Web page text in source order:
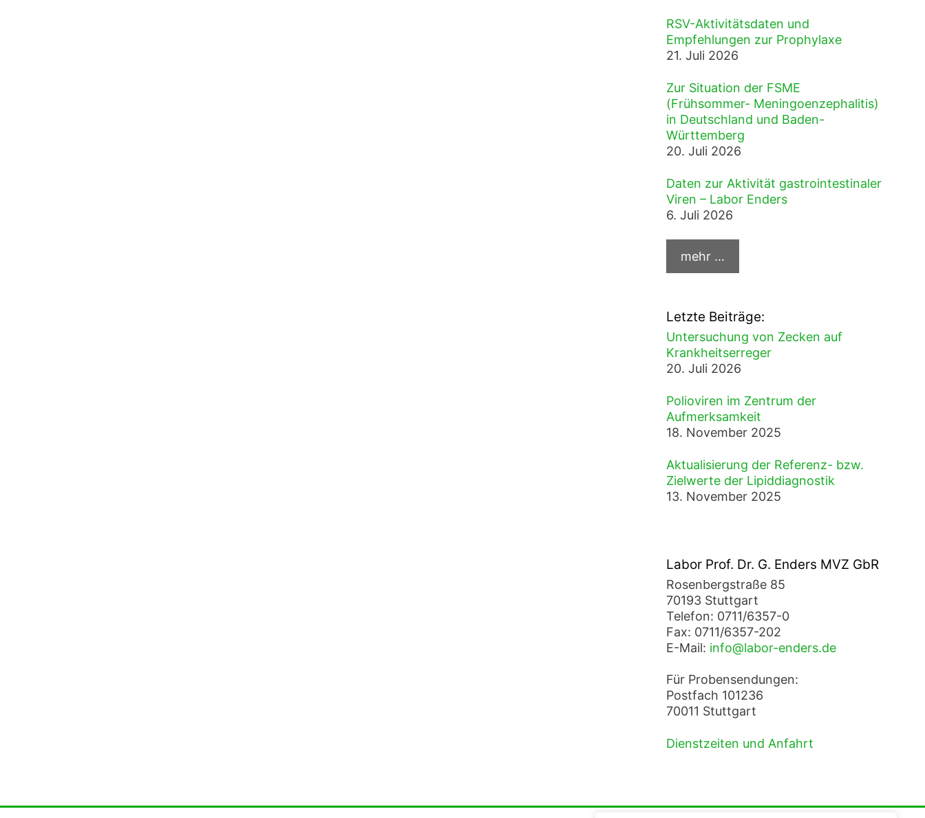
RSV-Aktivitätsdaten und
Empfehlungen zur Prophylaxe
21. Juli 2026
Zur Situation der FSME
(Frühsommer- Meningoenzephalitis)
in Deutschland und Baden-
Württemberg
20. Juli 2026
Daten zur Aktivität gastrointestinaler
Viren – Labor Enders
6. Juli 2026
Letzte Beiträge:
Untersuchung von Zecken auf
Krankheitserreger
20. Juli 2026
Polioviren im Zentrum der
Aufmerksamkeit
18. November 2025
Aktualisierung der Referenz- bzw.
Zielwerte der Lipiddiagnostik
13. November 2025
Labor Prof. Dr. G. Enders MVZ GbR
Rosenbergstraße 85
70193 Stuttgart
Telefon: 0711/6357-0
Fax: 0711/6357-202
E-Mail: info@labor-enders.de
Für Probensendungen:
Postfach 101236
70011 Stuttgart
Dienstzeiten und Anfahrt